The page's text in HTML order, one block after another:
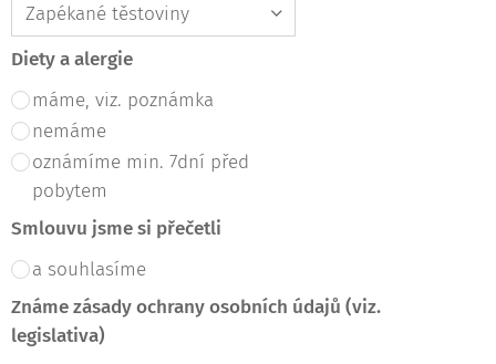
Diety a alergie
máme, viz. poznámka
nemáme
oznámíme min. 7dní před
pobytem
Smlouvu jsme si přečetli
a souhlasíme
Známe zásady ochrany osobních údajů (viz.
legislativa)